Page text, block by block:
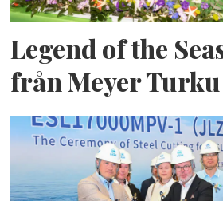
Legend of the
från Meyer Turku